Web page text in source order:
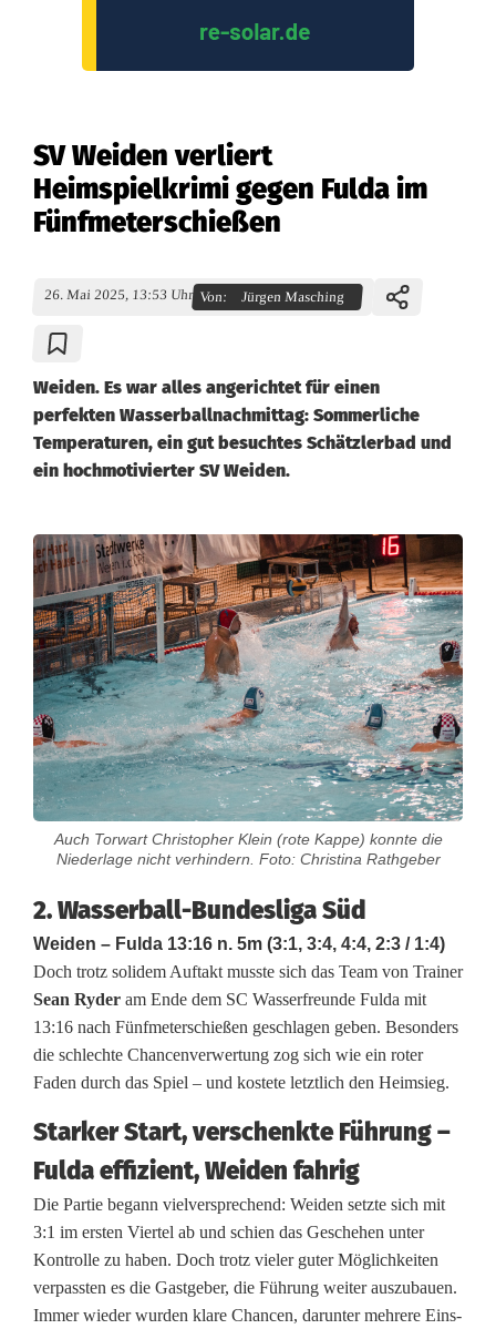
SV Weiden verliert
Heimspielkrimi gegen Fulda im
Fünfmeterschießen
26. Mai 2025, 13:53 Uhr Von: Jürgen Masching
Weiden. Es war alles angerichtet für einen
perfekten Wasserballnachmittag: Sommerliche
Temperaturen, ein gut besuchtes Schätzlerbad und
ein hochmotivierter SV Weiden.
S
V
W
e
i
d
e
e
r
l
i
r
t
H
e
i
Auch Torwart Christopher Klein (rote Kappe) konnte die
Niederlage nicht verhindern. Foto: Christina Rathgeber
2. Wasserball-Bundesliga Süd
Weiden – Fulda 13:16 n. 5m (3:1, 3:4, 4:4, 2:3 / 1:4)
Doch trotz solidem Auftakt musste sich das Team von Trainer
Sean Ryder am Ende dem SC Wasserfreunde Fulda mit
13:16 nach Fünfmeterschießen geschlagen geben. Besonders
die schlechte Chancenverwertung zog sich wie ein roter
Faden durch das Spiel – und kostete letztlich den Heimsieg.
Starker Start, verschenkte Führung –
Fulda effizient, Weiden fahrig
Die Partie begann vielversprechend: Weiden setzte sich mit
3:1 im ersten Viertel ab und schien das Geschehen unter
Kontrolle zu haben. Doch trotz vieler guter Möglichkeiten
verpassten es die Gastgeber, die Führung weiter auszubauen.
Immer wieder wurden klare Chancen, darunter mehrere Eins-